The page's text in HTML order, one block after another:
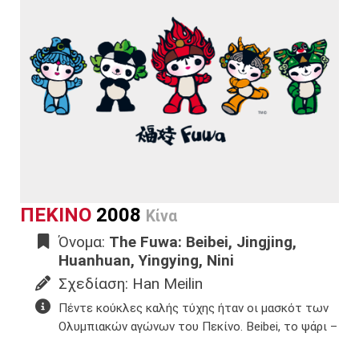
ΠΕΚΙΝΟ 2008 Κίνα
Όνομα: The Fuwa: Beibei, Jingjing,
Huanhuan, Yingying, Nini
Σχεδίαση: Han Meilin
Πέντε κούκλες καλής τύχης ήταν οι μασκότ των
Ολυμπιακών αγώνων του Πεκίνο. ​Beibei, το ψάρι –